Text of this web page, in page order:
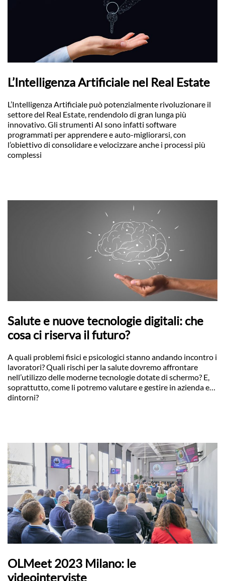
L’Intelligenza Artificiale nel Real Estate
L’Intelligenza Artificiale può potenzialmente rivoluzionare il
settore del Real Estate, rendendolo di gran lunga più
innovativo. Gli strumenti AI sono infatti software
programmati per apprendere e auto-migliorarsi, con
l’obiettivo di consolidare e velocizzare anche i processi più
complessi
Salute e nuove tecnologie digitali: che
cosa ci riserva il futuro?
A quali problemi fisici e psicologici stanno andando incontro i
lavoratori? Quali rischi per la salute dovremo affrontare
nell’utilizzo delle moderne tecnologie dotate di schermo? E,
soprattutto, come li potremo valutare e gestire in azienda e…
dintorni?
OLMeet 2023 Milano: le
videointerviste